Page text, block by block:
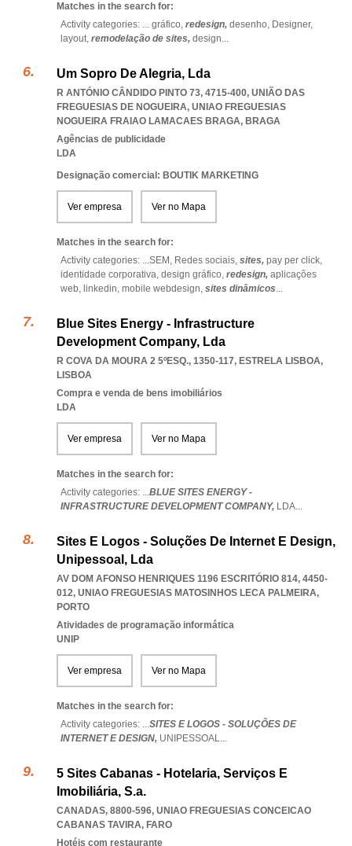
Matches in the search for:
Activity categories: ... gráfico, redesign, desenho, Designer,
layout, remodelação de sites, design...
Um Sopro De Alegria, Lda
R ANTÓNIO CÂNDIDO PINTO 73, 4715-400, UNIÃO DAS
FREGUESIAS DE NOGUEIRA, UNIAO FREGUESIAS
NOGUEIRA FRAIAO LAMACAES BRAGA, BRAGA
Agências de publicidade
LDA
Designação comercial: BOUTIK MARKETING
Ver empresa Ver no Mapa
Matches in the search for:
Activity categories: ...SEM, Redes sociais, sites, pay per click,
identidade corporativa, design gráfico, redesign, aplicações
web, linkedin, mobile webdesign, sites dinâmicos...
Blue Sites Energy - Infrastructure
Development Company, Lda
R COVA DA MOURA 2 5ºESQ., 1350-117, ESTRELA LISBOA,
LISBOA
Compra e venda de bens imobiliários
LDA
Ver empresa Ver no Mapa
Matches in the search for:
Activity categories: ...BLUE SITES ENERGY -
INFRASTRUCTURE DEVELOPMENT COMPANY, LDA...
Sites E Logos - Soluções De Internet E Design,
Unipessoal, Lda
AV DOM AFONSO HENRIQUES 1196 ESCRITÓRIO 814, 4450-
012, UNIAO FREGUESIAS MATOSINHOS LECA PALMEIRA,
PORTO
Atividades de programação informática
UNIP
Ver empresa Ver no Mapa
Matches in the search for:
Activity categories: ...SITES E LOGOS - SOLUÇÕES DE
INTERNET E DESIGN, UNIPESSOAL...
5 Sites Cabanas - Hotelaria, Serviços E
Imobiliária, S.a.
CANADAS, 8800-596, UNIAO FREGUESIAS CONCEICAO
CABANAS TAVIRA, FARO
Hotéis com restaurante